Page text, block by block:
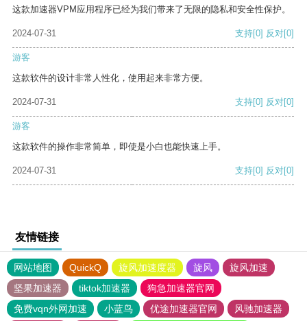
这款加速器VPM应用程序已经为我们带来了无限的隐私和安全性保护。
2024-07-31 支持[0] 反对[0]
游客
这款软件的设计非常人性化，使用起来非常方便。
2024-07-31 支持[0] 反对[0]
游客
这款软件的操作非常简单，即使是小白也能快速上手。
2024-07-31 支持[0] 反对[0]
友情链接
网站地图 QuickQ 旋风加速度器 旋风
旋风加速
坚果加速器
tiktok加速器
狗急加速器官网
免费vqn外网加速
小蓝鸟 优途加速器官网 风驰加速器